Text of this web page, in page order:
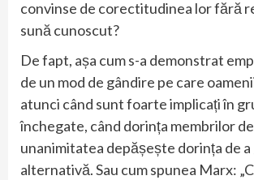
convinse de corectitudinea lor fără
sună cunoscut?
De fapt, așa cum s-a demonstrat
de un mod de gândire pe care
atunci când sunt foarte implicați în
închegate, când dorința membrilor
unanimitatea depășește dorința de a
alternativă. Sau cum spunea Marx: